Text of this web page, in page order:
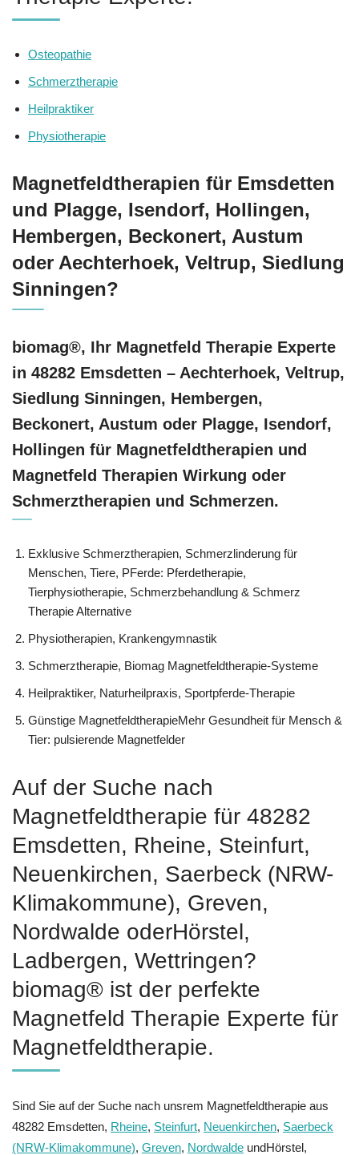
Osteopathie
Schmerztherapie
Heilpraktiker
Physiotherapie
Magnetfeldtherapien für Emsdetten
und Plagge, Isendorf, Hollingen,
Hembergen, Beckonert, Austum
oder Aechterhoek, Veltrup, Siedlung
Sinningen?
biomag®, Ihr Magnetfeld Therapie Experte
in 48282 Emsdetten – Aechterhoek, Veltrup,
Siedlung Sinningen, Hembergen,
Beckonert, Austum oder Plagge, Isendorf,
Hollingen für Magnetfeldtherapien und
Magnetfeld Therapien Wirkung oder
Schmerztherapien und Schmerzen.
Exklusive Schmerztherapien, Schmerzlinderung für
Menschen, Tiere, PFerde: Pferdetherapie,
Tierphysiotherapie, Schmerzbehandlung & Schmerz
Therapie Alternative
Physiotherapien, Krankengymnastik
Schmerztherapie, Biomag Magnetfeldtherapie-Systeme
Heilpraktiker, Naturheilpraxis, Sportpferde-Therapie
Günstige MagnetfeldtherapieMehr Gesundheit für Mensch &
Tier: pulsierende Magnetfelder
Auf der Suche nach
Magnetfeldtherapie für 48282
Emsdetten, Rheine, Steinfurt,
Neuenkirchen, Saerbeck (NRW-
Klimakommune), Greven,
Nordwalde oderHörstel,
Ladbergen, Wettringen?
biomag® ist der perfekte
Magnetfeld Therapie Experte für
Magnetfeldtherapie.
Sind Sie auf der Suche nach unsrem Magnetfeldtherapie aus
48282 Emsdetten, Rheine, Steinfurt, Neuenkirchen, Saerbeck
(NRW-Klimakommune), Greven, Nordwalde undHörstel,